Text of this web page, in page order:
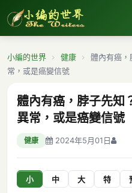
小編的世界 健康
體內有癌
常，或是癌變信號
體內有癌，脖子先知
異常，或是癌變信號
健康 2024年5月01日
小 中 大 特